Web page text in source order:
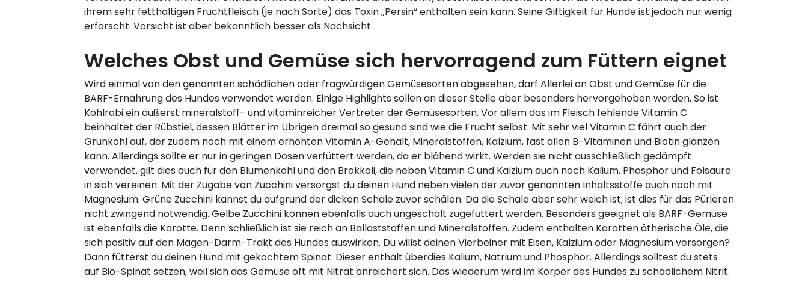
ihrem sehr fetthaltigen Fruchtfleisch (je nach Sorte) das Toxin „Persin“ enthalten sein kann. Seine Giftigkeit für Hunde ist jedoch nur wenig
erforscht. Vorsicht ist aber bekanntlich besser als Nachsicht.
Welches Obst und Gemüse sich hervorragend zum Füttern eignet
Wird einmal von den genannten schädlichen oder fragwürdigen Gemüsesorten abgesehen, darf Allerlei an Obst und Gemüse für die
BARF-Ernährung des Hundes verwendet werden. Einige Highlights sollen an dieser Stelle aber besonders hervorgehoben werden. So ist
Kohlrabi ein äußerst mineralstoff- und vitaminreicher Vertreter der Gemüsesorten. Vor allem das im Fleisch fehlende Vitamin C
beinhaltet der Rübstiel, dessen Blätter im Übrigen dreimal so gesund sind wie die Frucht selbst. Mit sehr viel Vitamin C fährt auch der
Grünkohl auf, der zudem noch mit einem erhöhten Vitamin A-Gehalt, Mineralstoffen, Kalzium, fast allen B-Vitaminen und Biotin glänzen
kann. Allerdings sollte er nur in geringen Dosen verfüttert werden, da er blähend wirkt. Werden sie nicht ausschließlich gedämpft
verwendet, gilt dies auch für den Blumenkohl und den Brokkoli, die neben Vitamin C und Kalzium auch noch Kalium, Phosphor und Folsäure
in sich vereinen. Mit der Zugabe von Zucchini versorgst du deinen Hund neben vielen der zuvor genannten Inhaltsstoffe auch noch mit
Magnesium. Grüne Zucchini kannst du aufgrund der dicken Schale zuvor schälen. Da die Schale aber sehr weich ist, ist dies für das Pürieren
nicht zwingend notwendig. Gelbe Zucchini können ebenfalls auch ungeschält zugefüttert werden. Besonders geeignet als BARF-Gemüse
ist ebenfalls die Karotte. Denn schließlich ist sie reich an Ballaststoffen und Mineralstoffen. Zudem enthalten Karotten ätherische Öle, die
sich positiv auf den Magen-Darm-Trakt des Hundes auswirken. Du willst deinen Vierbeiner mit Eisen, Kalzium oder Magnesium versorgen?
Dann fütterst du deinen Hund mit gekochtem Spinat. Dieser enthält überdies Kalium, Natrium und Phosphor. Allerdings solltest du stets
auf Bio-Spinat setzen, weil sich das Gemüse oft mit Nitrat anreichert sich. Das wiederum wird im Körper des Hundes zu schädlichem Nitrit.